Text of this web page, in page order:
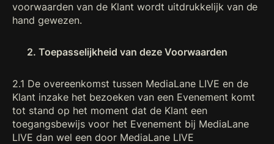
voorwaarden van de Klant wordt uitdrukkelijk van de
hand gewezen.
2. Toepasselijkheid van deze Voorwaarden
2.1 De overeenkomst tussen MediaLane LIVE en de
Klant inzake het bezoeken van een Evenement komt
tot stand op het moment dat de Klant een
toegangsbewijs voor het Evenement bij MediaLane
LIVE dan wel een door MediaLane LIVE